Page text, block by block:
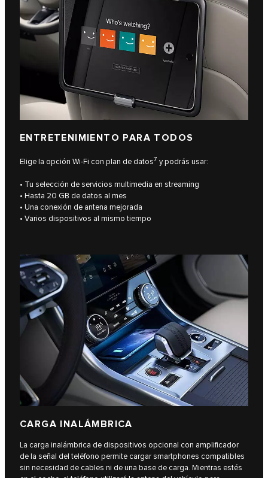
ENTRETENIMIENTO PARA TODOS
Elige la opción Wi-Fi con plan de datos7 y podrás usar:
• Tu selección de servicios multimedia en streaming
• Hasta 20 GB de datos al mes
• Una conexión de antena mejorada
• Varios dispositivos al mismo tiempo
CARGA INALÁMBRICA
La carga inalámbrica de dispositivos opcional con amplificador
de la señal del teléfono permite cargar smartphones compatibles
sin necesidad de cables ni de una base de carga. Mientras estés